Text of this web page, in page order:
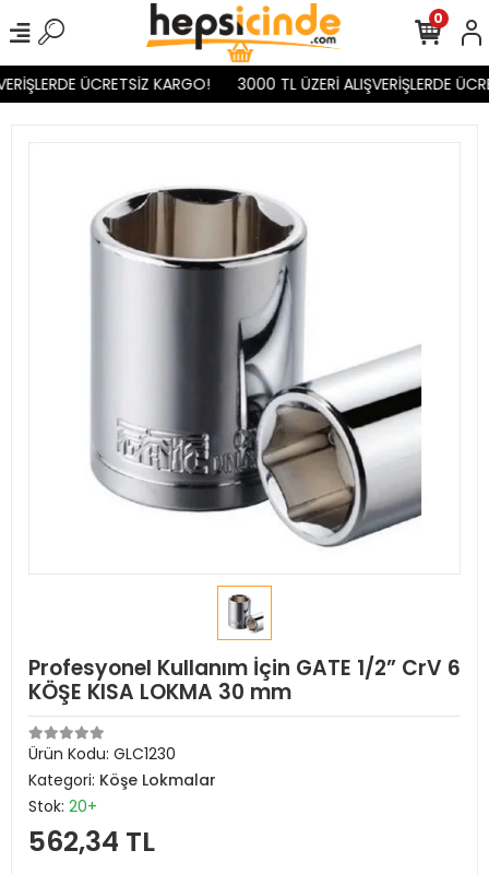
ÜCRETSİZ KARGO! 3000 TL ÜZERİ ALIŞVERİŞLERDE
0
Profesyonel Kullanım İçin GATE 1/2” CrV 6
KÖŞE KISA LOKMA 30 mm
Ürün Kodu: GLC1230
Kategori: Köşe Lokmalar
Stok: 20+
562,34 TL